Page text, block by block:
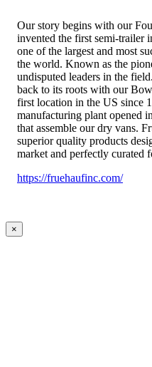
Our story begins with our
invented the first semi-trailer
one of the largest and most
the world. Known as the
undisputed leaders in the
back to its roots with our
first location in the US since
manufacturing plant opened
that assemble our dry vans.
superior quality products
market and perfectly curated
https://fruehaufinc.com/
×